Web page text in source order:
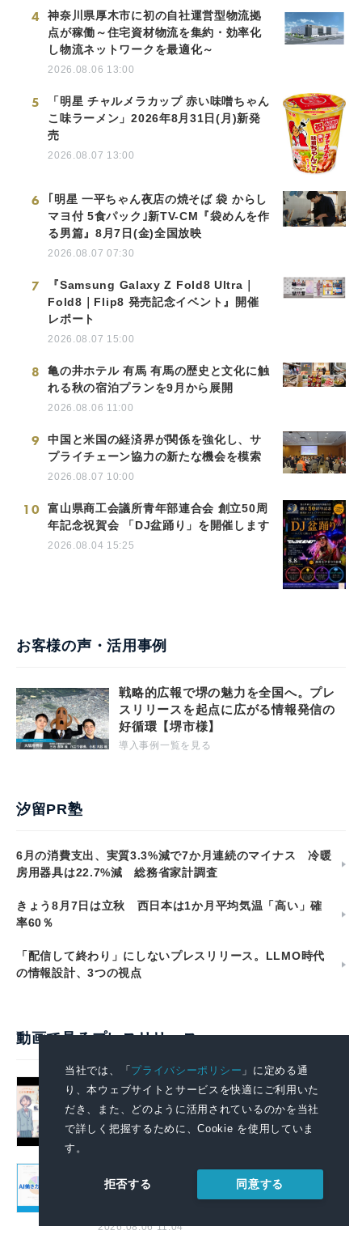
当社では、「プライバシーポリシー 」に定める通
り、本ウェブサイトとサービスを快適にご利用いた
だき、また、どのように活用されているのかを当社
で詳しく把握するために、Cookie を使用していま
す。
拒否する 同意する
4
神奈川県厚木市に初の自社運営型物流拠
点が稼働～住宅資材物流を集約・効率化
し物流ネットワークを最適化～
2026.08.06 13:00
5
「明星 チャルメラカップ 赤い味噌ちゃん
こ味ラーメン」2026年8月31日(月)新発
売
2026.08.07 13:00
6
｢明星 一平ちゃん夜店の焼そば 袋 からし
マヨ付 5食パック｣新TV-CM『袋めんを作
る男篇』8月7日(金)全国放映
2026.08.07 07:30
7
『Samsung Galaxy Z Fold8 Ultra｜
Fold8｜Flip8 発売記念イベント』開催
レポート
2026.08.07 15:00
8
亀の井ホテル 有馬 有馬の歴史と文化に触
れる秋の宿泊プランを9月から展開
2026.08.06 11:00
9
中国と米国の経済界が関係を強化し、サ
プライチェーン協力の新たな機会を模索
2026.08.07 10:00
10
富山県商工会議所青年部連合会 創立50周
年記念祝賀会 「DJ盆踊り」を開催します
2026.08.04 15:25
お客様の声・活用事例
戦略的広報で堺の魅力を全国へ。プレ
スリリースを起点に広がる情報発信の
好循環【堺市様】
導入事例一覧を見る
汐留PR塾
6月の消費支出、実質3.3%減で7か月連続のマイナス 冷暖
房用器具は22.7%減 総務省家計調査
きょう8月7日は立秋 西日本は1か月平均気温「高い」確
率60％
「配信して終わり」にしないプレスリリース。LLMO時代
の情報設計、3つの視点
動画で見るプレスリリース
政府全体でこども・若者の自殺防止に向
けた取組を強化します
2026.08.07 14:00
AIで組織の業務改善を支援する！ 「SKYSEA
Client View」の新CM「AI働き方分析レポー
2026.08.06 11:04